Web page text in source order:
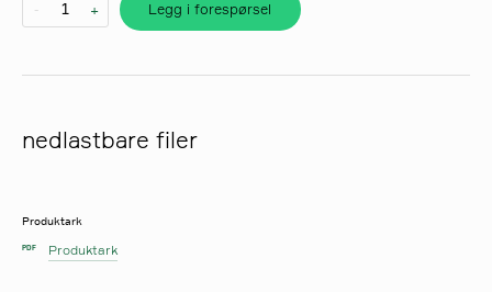
- + Legg i forespørsel
nedlastbare filer
Produktark
PDF Produktark